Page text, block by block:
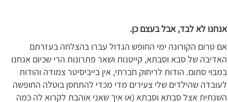
אנחנו לא לבד, אבל בעצם כן.
אם טרום הקורונה ימי החופש הגדול עברו בהצלחה בעזרתם
האדיבה של סבא וסבתא, קייטנות ושאר פתרונות הרי שכיום אנחנו
במבוי סתום. הודות לריחוק חברתי, אין בייביסיטר צמודה והודות
לעובדה שהילדים שלי צעירים מדי מכדי להתחסן בוטלה החופשה
השנתית אצל סבתא וסבתא (או איך שאני אוהבת לקרוא לה כמה